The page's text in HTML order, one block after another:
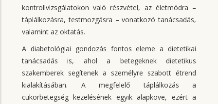
kontrollvizsgálatokon való részvétel, az életmódra –
táplálkozásra, testmozgásra – vonatkozó tanácsadás,
valamint az oktatás.
A diabetológiai gondozás fontos eleme a dietetikai
tanácsadás is, ahol a betegeknek dietetikus
szakemberek segítenek a személyre szabott étrend
kialakításában. A megfelelő táplálkozás a
cukorbetegség kezelésének egyik alapköve, ezért a